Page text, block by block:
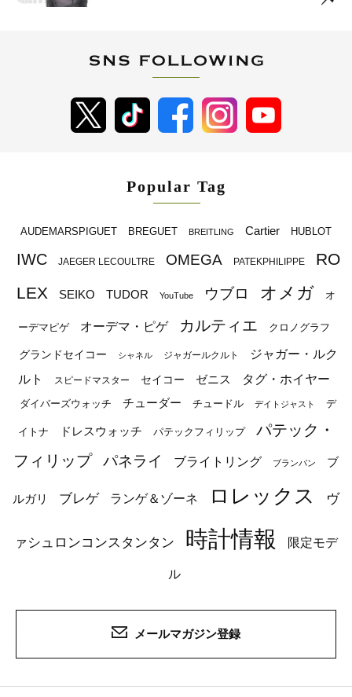
Popular Tag
AUDEMARSPIGUET BREGUET BREITLING Cartier HUBLOT
IWC JAEGER LECOULTRE OMEGA PATEKPHILIPPE
RO
LEX
SEIKO TUDOR YouTube ウブロ オメガ オ
ーデマピゲ オーデマ・ピゲ カルティエ クロノグラフ
グランドセイコー シャネル ジャガールクルト
ジャガー・ルク
ルト
スピードマスター セイコー ゼニス タグ・ホイヤー
ダイバーズウォッチ チューダー チュードル デイトジャスト デ
イトナ ドレスウォッチ パテックフィリップ
パテック・
フィリップ
パネライ ブライトリング ブランパン ブ
ルガリ ブレゲ ランゲ＆ゾーネ ロレックス ヴ
ァシュロンコンスタンタン 時計情報 限定モデ
ル
メールマガジン登録